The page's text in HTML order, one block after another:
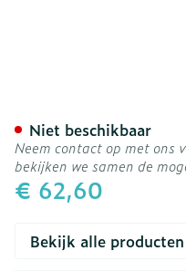
€ 62,60
Niet beschikbaar
Neem contact op met ons
bekijken we samen de
Bekijk alle